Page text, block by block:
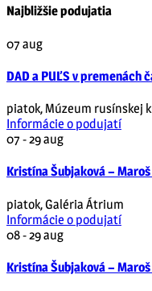
Najbližšie podujatia
07 aug
DAD a PUĽS v premenách
piatok, Múzeum rusínskej
Informácie o podujatí
07 - 29aug
Kristína Šubjaková – Maroš
piatok,Galéria Átrium
Informácie o podujatí
08 - 29aug
Kristína Šubjaková – Maroš